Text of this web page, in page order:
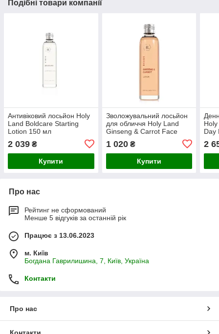
Подібні товари компанії
Антивіковий лосьйон Holy
Land Boldcare Starting
Lotion 150 мл
2 039 ₴
Купити
Зволожувальний лосьйон
для обличчя Holy Land
Ginseng & Carrot Face
1 020₴
Купити
Day
2
Про нас
Рейтинг не сформований
Менше 5 відгуків за останній рік
Працює з 13.06.2023
м. Київ
Богдана Гаврилишина, 7, Київ, Україна
Контакти
Про нас